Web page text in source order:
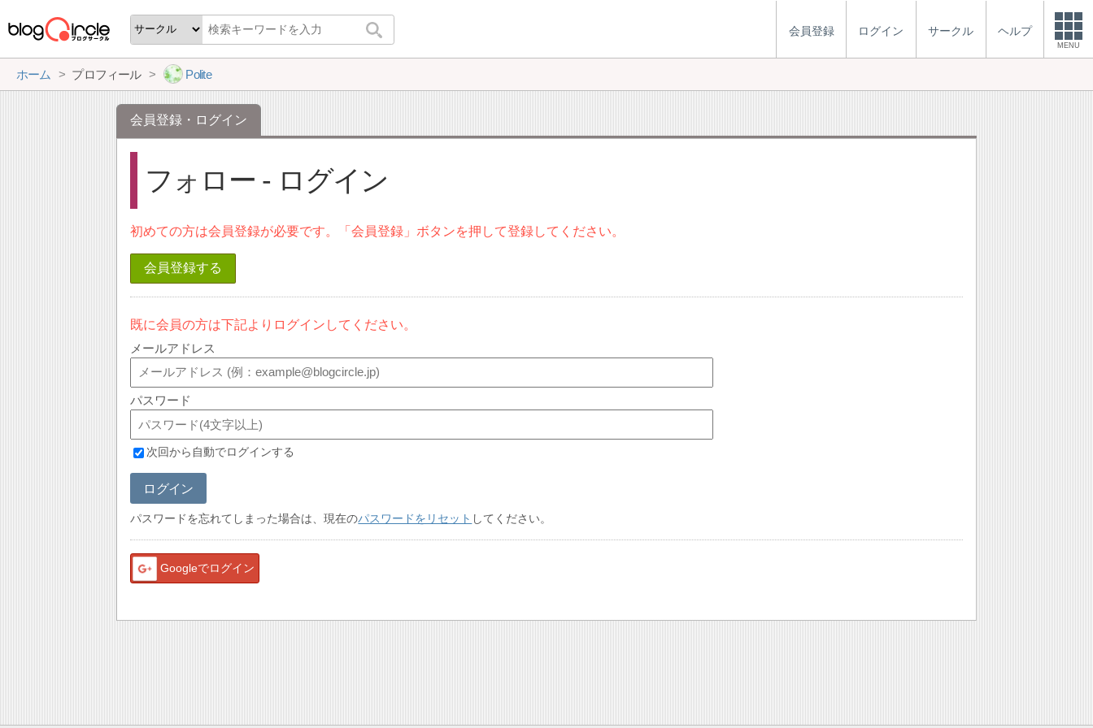
会員登録 ログイン サークル ヘルプ
MENU
ホーム プロフィール Polite
会員登録・ログイン
フォロー - ログイン
初めての方は会員登録が必要です。「会員登録」ボタンを押して登録してください。
会員登録する
既に会員の方は下記よりログインしてください。
メールアドレス
パスワード
次回から自動でログインする
ログイン
パスワードを忘れてしまった場合は、現在のパスワードをリセット してください。
Googleでログイン